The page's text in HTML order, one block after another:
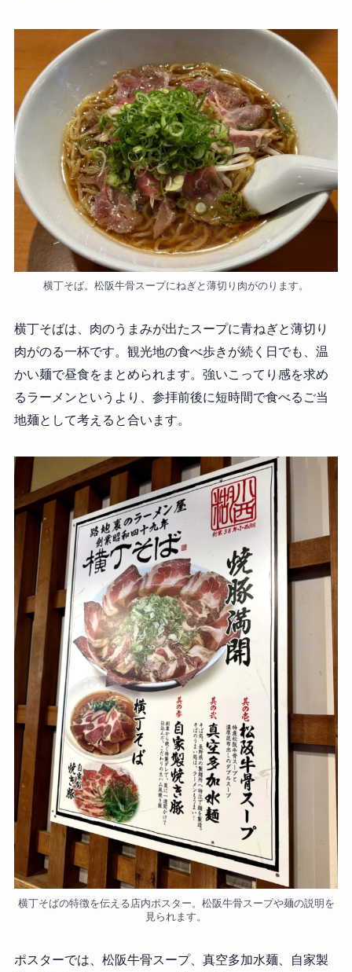
横丁そば。松阪牛骨スープにねぎと薄切り肉がのります。
横丁そばは、肉のうまみが出たスープに青ねぎと薄切り
肉がのる一杯です。観光地の食べ歩きが続く日でも、温
かい麺で昼食をまとめられます。強いこってり感を求め
るラーメンというより、参拝前後に短時間で食べるご当
地麺として考えると合います。
横丁そばの特徴を伝える店内ポスター。松阪牛骨スープや麺の説明を
見られます。
ポスターでは、松阪牛骨スープ、真空多加水麺、自家製